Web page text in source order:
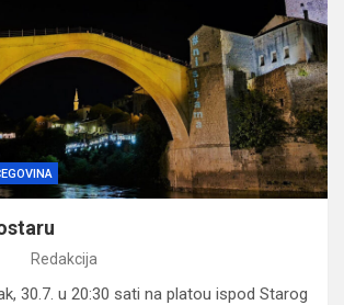
Redakcija
30.7. u 20:30 sati na platou ispod Starog